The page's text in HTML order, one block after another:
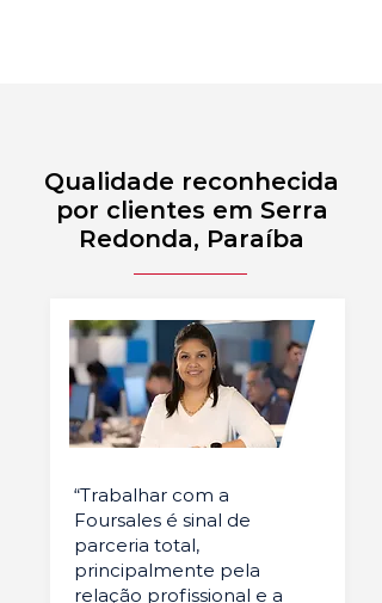
Qualidade reconhecida
por clientes em Serra
Redonda, Paraíba
“Trabalhar com a
Foursales é sinal de
parceria total,
principalmente pela
relação profissional e a